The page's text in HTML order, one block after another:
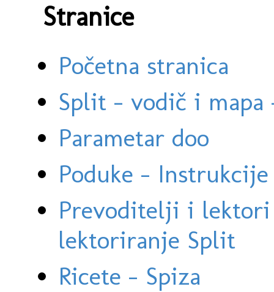
Stranice
Početna stranica
Split - vodič i
Parametar doo
Poduke -
Prevoditelji i
lektoriranje Split
Ricete - Spiza